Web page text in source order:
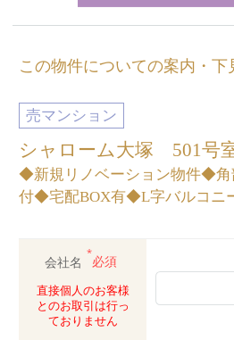
この物件についての案内・下
売マンション
シャローム大塚 501号
◆新規リノベーション物件◆
付◆宅配BOX有◆L字バルコニ
会社名
*
必須
直接個人のお客様
とのお取引は行っ
ておりません